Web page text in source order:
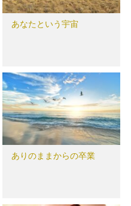
あなたという宇宙
ありのままからの卒業